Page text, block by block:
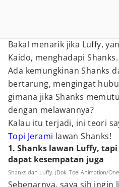
Bakal menarik jika Luffy,
Kaido, menghadapi Shanks.
Ada kemungkinan Shanks
bertarung, mengingat
gimana jika Shanks
dengan melawannya?
Kalau itu terjadi, ini teori
Topi Jerami lawan Shanks!
1. Shanks lawan Luffy,
dapat kesempatan juga
Shanks dan Luffy. (Dok. Toei Animation/One
Sebenarnya, saya sih ingin